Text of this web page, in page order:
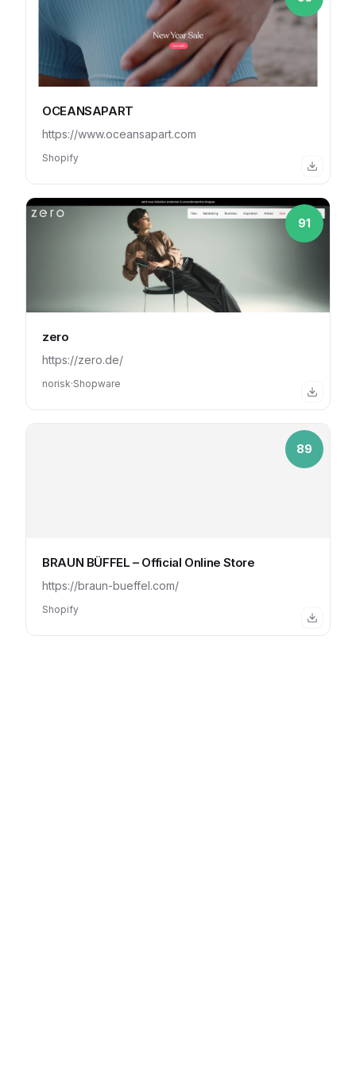
OCEANSAPART
https://www.oceansapart.com
Shopify
91
zero
https://zero.de/
norisk·Shopware
89
BRAUN BÜFFEL – Official Online Store
https://braun-bueffel.com/
Shopify